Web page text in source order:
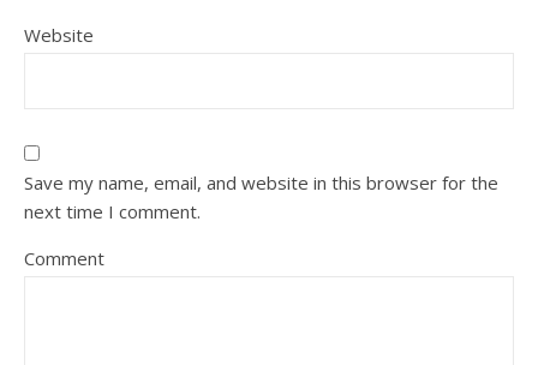
Website
Save my name, email, and website in this browser for the
next time I comment.
Comment